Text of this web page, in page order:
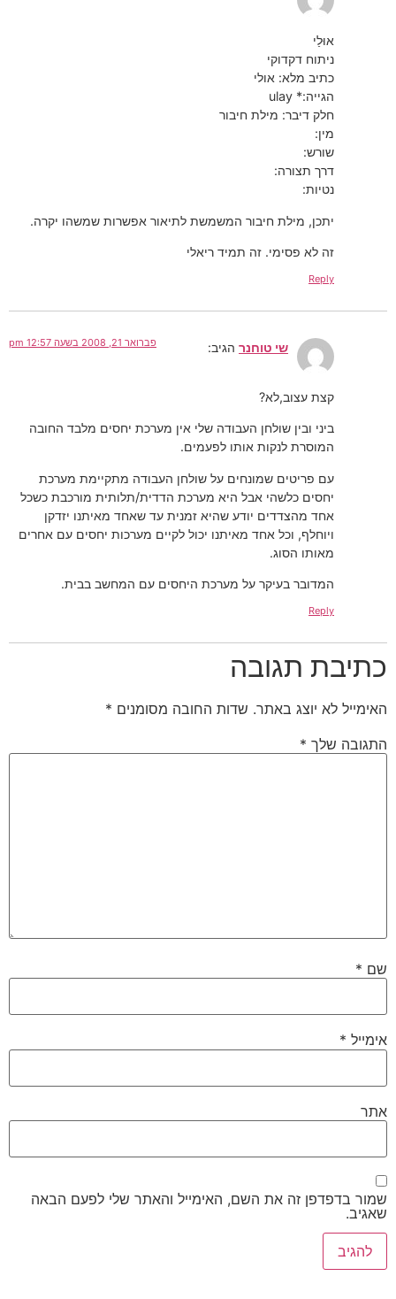
אוּלַי
ניתוח דקדוקי
כתיב מלא: אולי
הגייה:* ulay
חלק דיבר: מילת חיבור
מין:
שורש:
דרך תצורה:
נטיות:
יתכן, מילת חיבור המשמשת לתיאור אפשרות שמשהו יקרה.
זה לא פסימי. זה תמיד ריאלי
Reply
שי טוחנר הגיב: פברואר 21, 2008 בשעה 12:57 pm
קצת עצוב,לא?
ביני ובין שולחן העבודה שלי אין מערכת יחסים מלבד החובה
המוסרת לנקות אותו לפעמים.
עם פריטים שמונחים על שולחן העבודה מתקיימת מערכת
יחסים כלשהי אבל היא מערכת הדדית/תלותית מורכבת כשכל
אחד מהצדדים יודע שהיא זמנית עד שאחד מאיתנו יזדקן
ויוחלף, וכל אחד מאיתנו יכול לקיים מערכות יחסים עם אחרים
מאותו הסוג.
המדובר בעיקר על מערכת היחסים עם המחשב בבית.
Reply
כתיבת תגובה
האימייל לא יוצג באתר. שדות החובה מסומנים *
התגובה שלך *
שם *
אימייל *
אתר
שמור בדפדפן זה את השם, האימייל והאתר שלי לפעם הבאה
שאגיב.